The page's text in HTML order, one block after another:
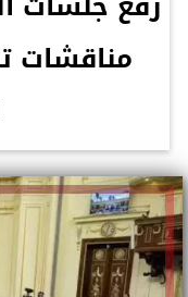
مناقشات